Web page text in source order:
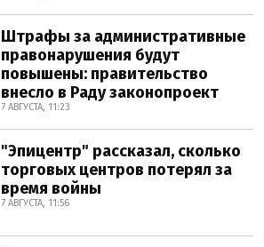
Штрафы за административные
правонарушения будут
повышены: правительство
внесло в Раду законопроект
7 АВГУСТА, 11:23
"Эпицентр" рассказал, сколько
торговых центров потерял за
время войны
7 АВГУСТА, 11:56